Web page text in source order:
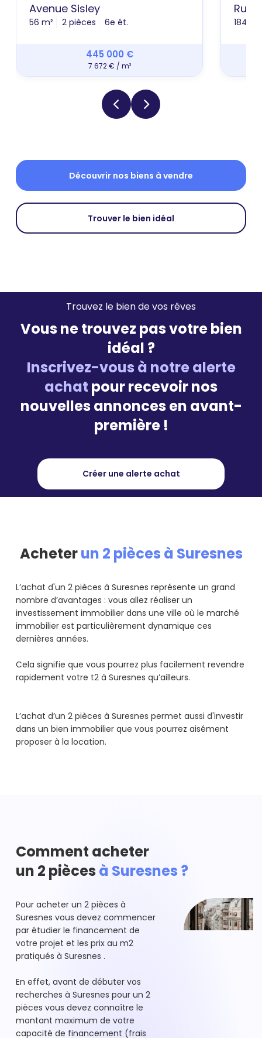
Avenue Sisley
56 m² 2 pièces 6e ét.
445 000 €
7 672 € / m²
Rue
184 m²
Découvrir nos biens à vendre
Trouver le bien idéal
Trouvez le bien de vos rêves
Vous ne trouvez pas votre bien
idéal ?
Inscrivez-vous à notre alerte
achat pour recevoir nos
nouvelles annonces en avant-
première !
Créer une alerte achat
Acheterun 2 pièces à Suresnes
L’achat d'un 2 pièces à Suresnes représente un grand
nombre d’avantages : vous allez réaliser un
investissement immobilier dans une ville où le marché
immobilier est particulièrement dynamique ces
dernières années.
Cela signifie que vous pourrez plus facilement revendre
rapidement votre t2 à Suresnes qu’ailleurs.
L’achat d’un 2 pièces à Suresnes permet aussi d'investir
dans un bien immobilier que vous pourrez aisément
proposer à la location.
Comment acheter
un 2 pièces à Suresnes ?
Pour acheter un 2 pièces à
Suresnes vous devez commencer
par étudier le financement de
votre projet et les prix au m2
pratiqués à Suresnes .
En effet, avant de débuter vos
recherches à Suresnes pour un 2
pièces vous devez connaître le
montant maximum de votre
capacité de financement (frais